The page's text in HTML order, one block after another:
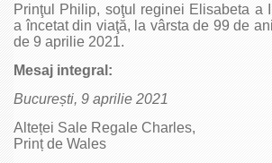
Prinţul Philip, soţul reginei Elisabeta a
a încetat din viaţă, la vârsta de 99 de
de 9 aprilie 2021.
Mesaj integral:
București, 9 aprilie 2021
Alteței Sale Regale Charles,
Prinț de Wales